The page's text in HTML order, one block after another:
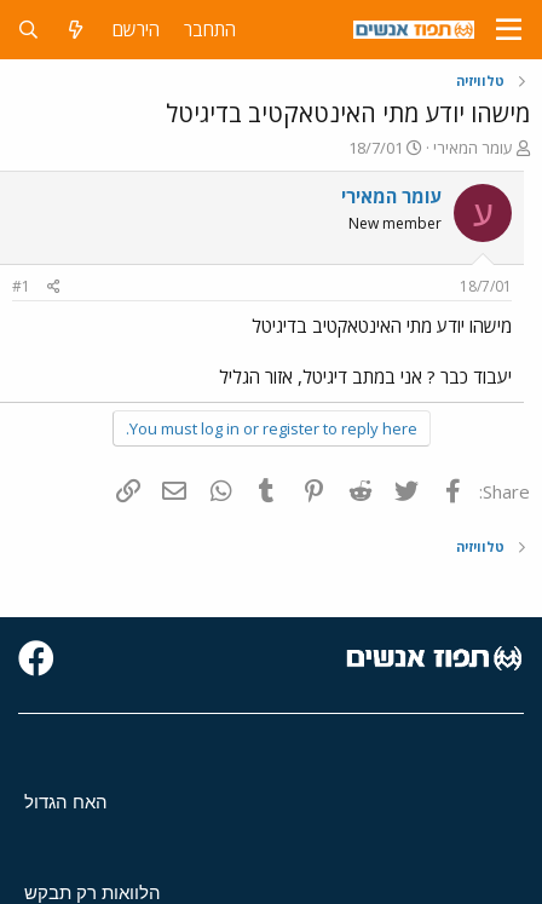
התחבר הירשם
טלוויזיה
מישהו יודע מתי האינטאקטיב בדיגיטל
פ
ו
ת
ח
ה
ש
א
עומר המאירי
פ
ו
ר
ם
ר
18/7/01
ע עומר המאירי
New member
18/7/01
#1
מישהו יודע מתי האינטאקטיב בדיגיטל
יעבוד כבר ? אני במתב דיגיטל, אזור הגליל
You must log in or register to reply here.
Share: פייסבוק Twitter
Reddit
Pinterest
Tumblr
WhatsAppדואר אלקטרוני
טלוויזיה
האח הגדול
הלוואות רק תבקש